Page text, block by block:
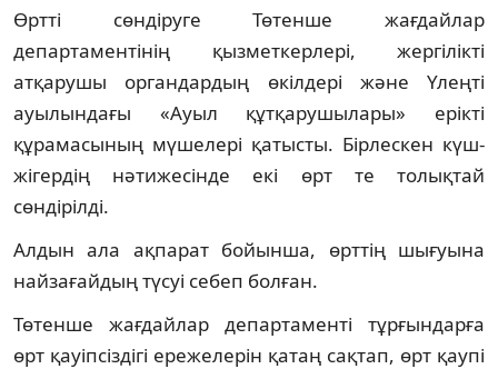
Өртті сөндіруге Төтенше жағдайлар
департаментінің қызметкерлері, жергілікті
атқарушы органдардың өкілдері және Үлеңті
ауылындағы «Ауыл құтқарушылары» ерікті
құрамасының мүшелері қатысты. Бірлескен күш-
жігердің нәтижесінде екі өрт те толықтай
сөндірілді.
Алдын ала ақпарат бойынша, өрттің шығуына
найзағайдың түсуі себеп болған.
Төтенше жағдайлар департаменті тұрғындарға
өрт қауіпсіздігі ережелерін қатаң сақтап, өрт қаупі